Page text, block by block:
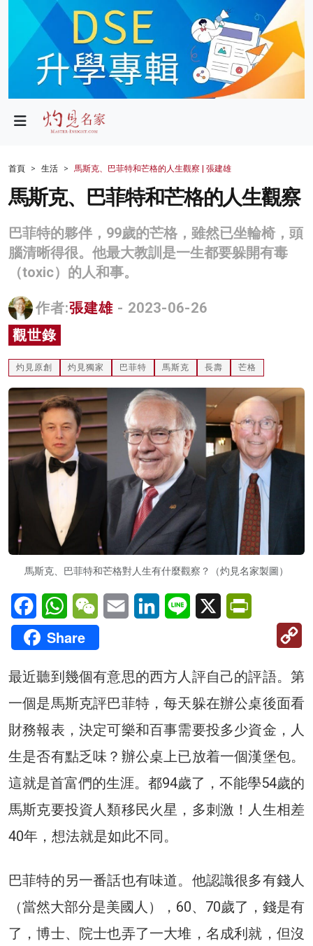
政局
財經
生活
商業
科技
影片
名家榜
灼見活動
關於我們
首頁 生活 馬斯克、巴菲特和芒格的人生觀察 | 張建雄
馬斯克、巴菲特和芒格的人生觀察
巴菲特的夥伴，99歲的芒格，雖然已坐輪椅，頭
腦清晰得很。他最大教訓是一生都要躲開有毒
（toxic）的人和事。
作者:張建雄 - 2023-06-26
觀世錄
灼見原創 灼見獨家 巴菲特 馬斯克 長壽 芒格
馬斯克、巴菲特和芒格對人生有什麼觀察？（灼見名家製圖）
FacebookWhatsAppWeChatEmail LinkedInLine X
Share
最近聽到幾個有意思的西方人評自己的評語。第
一個是馬斯克評巴菲特，每天躲在辦公桌後面看
財務報表，決定可樂和百事需要投多少資金，人
生是否有點乏味？辦公桌上已放着一個漢堡包。
這就是首富們的生涯。都94歲了，不能學54歲的
馬斯克要投資人類移民火星，多刺激！人生相差
40年，想法就是如此不同。
巴菲特的另一番話也有味道。他認識很多有錢人
（當然大部分是美國人），60、70歲了，錢是有
了，博士、院士也弄了一大堆，名成利就，但沒